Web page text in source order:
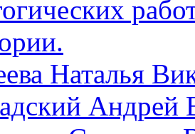
Наталья
Андрей